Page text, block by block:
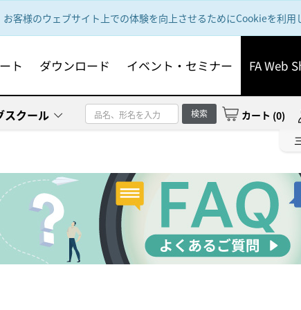
様のウェブサイト上での体験を向上させるためにCookieを利用
ト ダウンロード イベント・セミナー FA Web
スクール 検索 カート (0)